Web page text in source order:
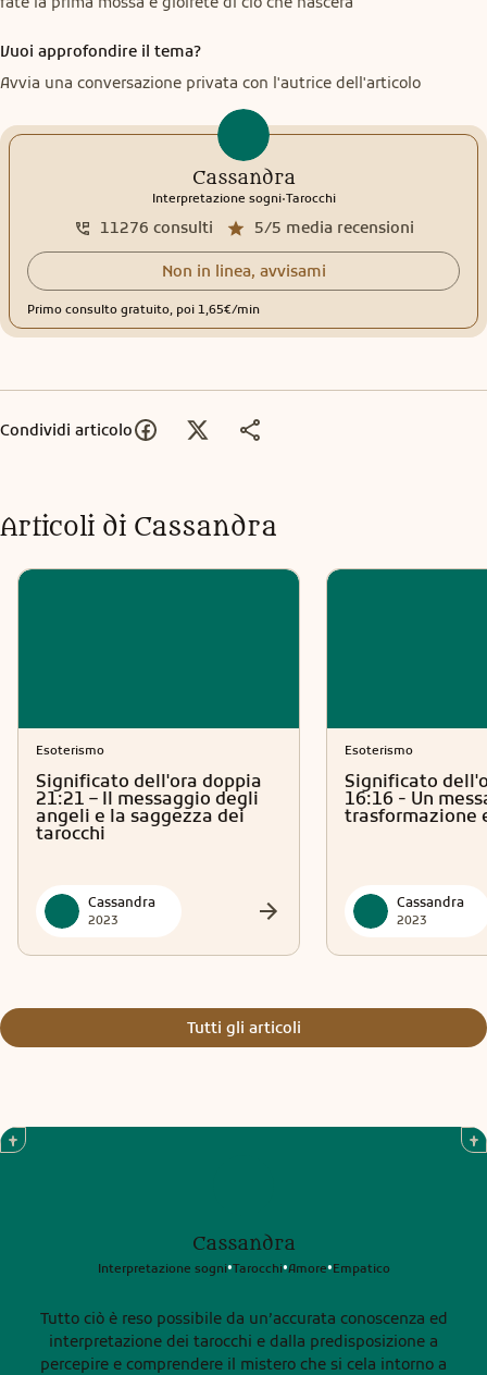
Vuoi approfondire il tema?
Avvia una conversazione privata con l'autrice dell'articolo
Cassandra
Interpretazione sogni.Tarocchi
5/5 media recensioni
11276 consulti
Non in linea, avvisami
Primo consulto gratuito, poi 1,65€/min
Condividi articolo
Articoli di Cassandra
Esoterismo
Significato dell'ora doppia
21:21 – Il messaggio degli
angeli e la saggezza dei
tarocchi
Cassandra
2023
Esoterismo
Significato
16:16 - Un
trasformazione
Cassandra
2023
Tutti gli articoli
Cassandra
Interpretazione sogni•Tarocchi•Amore•Empatico
Tutto ciò è reso possibile da un’accurata conoscenza ed
interpretazione dei tarocchi e dalla predisposizione a
percepire e comprendere il mistero che si cela intorno a